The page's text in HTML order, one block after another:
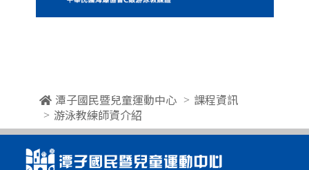
潭子國民暨兒童運動中心
課程資訊
游泳教練師資介紹